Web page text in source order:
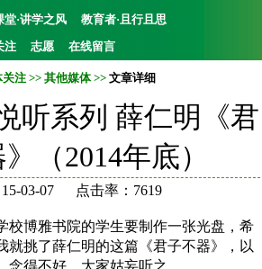
堂·讲学之风
教育者·且行且思
注 志愿 在线留言
关注 >> 其他媒体>> 文章详细
听系列 薛仁明《君
（2014年底）
03-07 点击率：7619
校博雅书院的学生要制作一张光盘，希
就挑了薛仁明的这篇《君子不器》，以
念得不好，大家姑妄听之。